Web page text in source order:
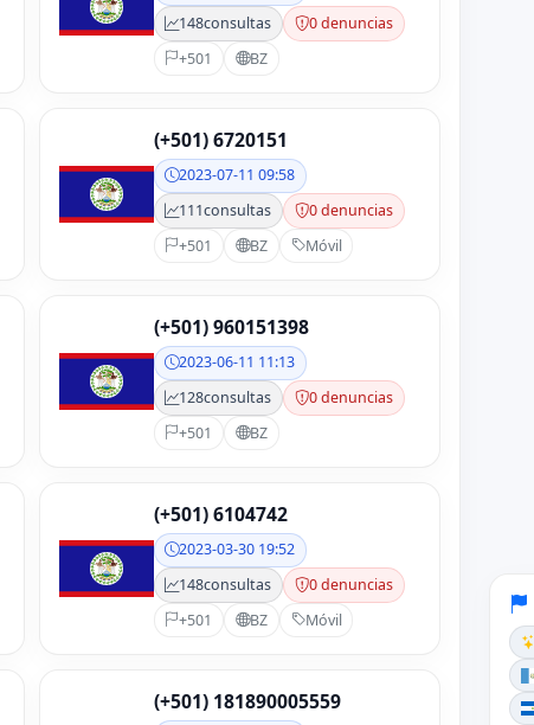
148consultas
0 denuncias
+501
BZ
(+501) 6720151
2023-07-11 09:58
111consultas
0 denuncias
+501
BZ Móvil
(+501) 960151398
2023-06-11 11:13
128consultas
0 denuncias
+501
BZ
(+501) 6104742
2023-03-30 19:52
148consultas
0 denuncias
+501
BZ Móvil
(+501) 181890005559